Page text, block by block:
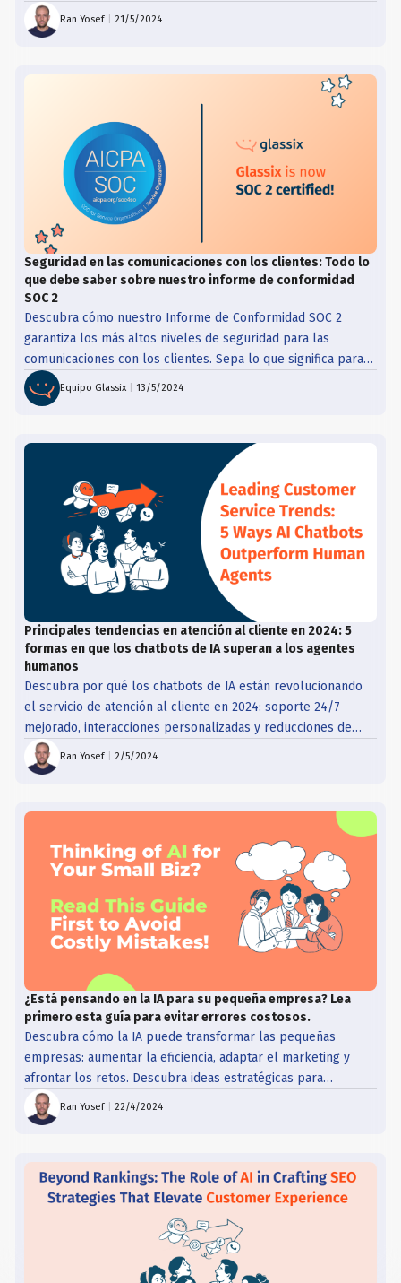
cliente con nuestras mejores selecciones.
Ran Yosef |21/5/2024
Seguridad en las comunicaciones con los clientes: Todo lo
que debe saber sobre nuestro informe de conformidad
SOC 2
Descubra cómo nuestro Informe de Conformidad SOC 2
garantiza los más altos niveles de seguridad para las
comunicaciones con los clientes. Sepa lo que significa para
la protección de sus datos.
Equipo Glassix |13/5/2024
Principales tendencias en atención al cliente en 2024: 5
formas en que los chatbots de IA superan a los agentes
humanos
Descubra por qué los chatbots de IA están revolucionando
el servicio de atención al cliente en 2024: soporte 24/7
mejorado, interacciones personalizadas y reducciones de
costes significativas. ¿Siente curiosidad? Consulta la entrada
completa del blog.
Ran Yosef |2/5/2024
¿Está pensando en la IA para su pequeña empresa? Lea
primero esta guía para evitar errores costosos.
Descubra cómo la IA puede transformar las pequeñas
empresas: aumentar la eficiencia, adaptar el marketing y
afrontar los retos. Descubra ideas estratégicas para
aprovechar la IA de forma eficaz teniendo en cuenta sus
implicaciones más amplias.
Ran Yosef |22/4/2024